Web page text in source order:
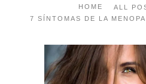
HOME ALL
7 SÍNTOMAS DE LA